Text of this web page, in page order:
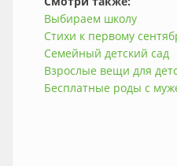
Выбираем школу
Стихи к первому
Семейный детский сад
Взрослые вещи для
Бесплатные роды с